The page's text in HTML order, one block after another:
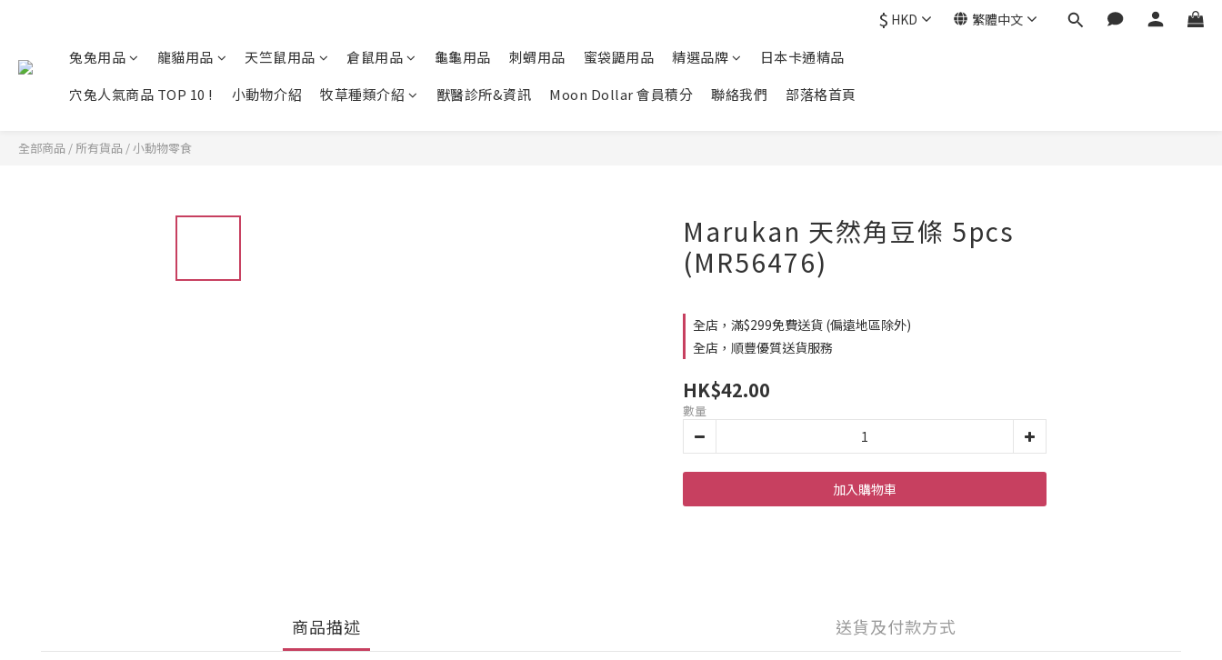
$ HKD 繁體中文
兔兔用品 龍貓用品 天竺鼠用品 倉鼠用品 龜龜用品 刺蝟用品 蜜袋鼯用品 精選品牌
日本卡通精品
穴兔人氣商品 TOP 10 !
小動物介紹 牧草種類介紹 獸醫診所&資訊 Moon Dollar 會員積分 聯絡我們 部落格首頁
全部商品 / 所有貨品 /小動物零食
Marukan 天然角豆條 5pcs
(MR56476)
全店，滿$299免費送貨 (偏遠地區除外)
全店，順豐優質送貨服務
HK$42.00
數量
加入購物車
商品描述 送貨及付款方式